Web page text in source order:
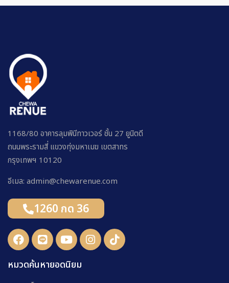
1168/80 อาคารลุมพินีทาวเวอร์ ชั้น 27 ยูนิตดี
ถนนพระรามสี่ แขวงทุ่งมหาเมฆ เขตสาทร
กรุงเทพฯ 10120
อีเมล: admin@chewarenue.com
1260 กด 36
หมวดค้นหายอดนิยม